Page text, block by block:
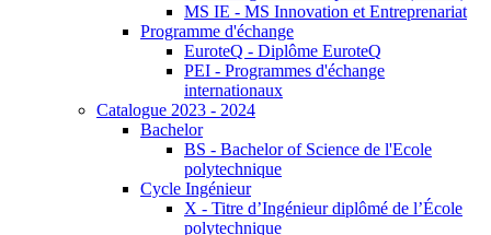
MS IE - MS Innovation et Entreprenariat
Programme d'échange
EuroteQ - Diplôme EuroteQ
PEI - Programmes d'échange
internationaux
Catalogue 2023 - 2024
Bachelor
BS - Bachelor of Science de l'Ecole
polytechnique
Cycle Ingénieur
X - Titre d’Ingénieur diplômé de l’École
polytechnique